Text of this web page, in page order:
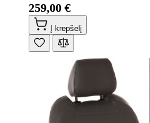
259,00 €
Į krepšelį